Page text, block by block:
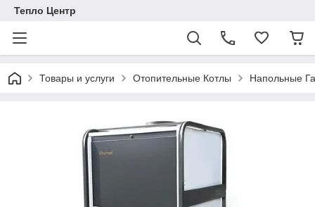
Тепло Центр
Товары и услуги Отопительные Котлы Напольные